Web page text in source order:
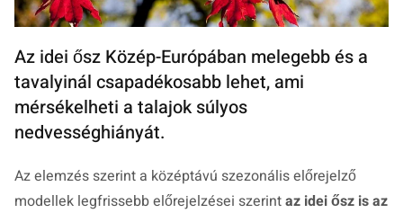
Az idei ősz Közép-Európában melegebb és a
tavalyinál csapadékosabb lehet, ami
mérsékelheti a talajok súlyos
nedvességhiányát.
Az elemzés szerint a középtávú szezonális előrejelző
modellek legfrissebb előrejelzései szerintaz idei ősz is az